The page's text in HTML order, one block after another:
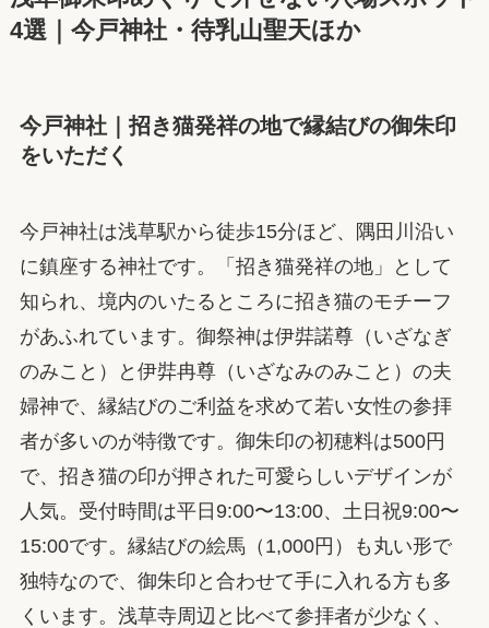
4選｜今戸神社・待乳山聖天ほか
今戸神社｜招き猫発祥の地で縁結びの御朱印
をいただく
今戸神社は浅草駅から徒歩15分ほど、隅田川沿い
に鎮座する神社です。「招き猫発祥の地」として
知られ、境内のいたるところに招き猫のモチーフ
があふれています。御祭神は伊弉諾尊（いざなぎ
のみこと）と伊弉冉尊（いざなみのみこと）の夫
婦神で、縁結びのご利益を求めて若い女性の参拝
者が多いのが特徴です。御朱印の初穂料は500円
で、招き猫の印が押された可愛らしいデザインが
人気。受付時間は平日9:00〜13:00、土日祝9:00〜
15:00です。縁結びの絵馬（1,000円）も丸い形で
独特なので、御朱印と合わせて手に入れる方も多
くいます。浅草寺周辺と比べて参拝者が少なく、